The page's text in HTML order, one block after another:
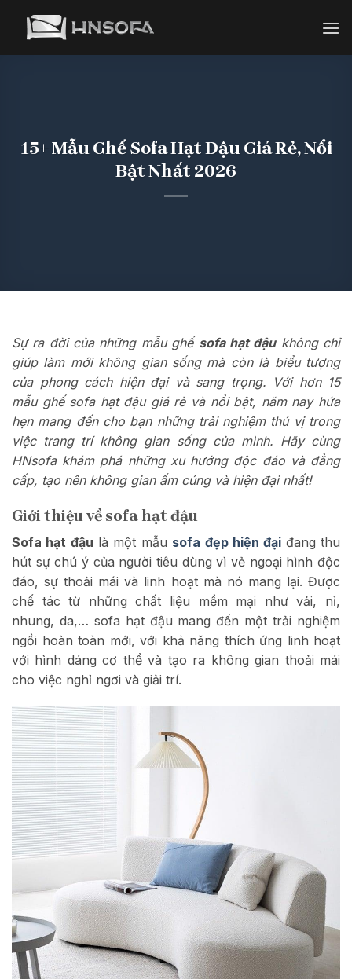
15+ Mẫu Ghế Sofa Hạt Đậu Giá Rẻ, Nổi
Bật Nhất 2026
Sự ra đời của những mẫu ghế sofa hạt đậukhông chỉ
giúp làm mới không gian sống mà còn là biểu tượng
của phong cách hiện đại và sang trọng. Với hơn 15
mẫu ghế sofa hạt đậu giá rẻ và nổi bật, năm nay hứa
hẹn mang đến cho bạn những trải nghiệm thú vị trong
việc trang trí không gian sống của mình. Hãy cùng
HNsofa khám phá những xu hướng độc đáo và đẳng
cấp, tạo nên không gian ấm cúng và hiện đại nhất!
Giới thiệu về sofa hạt đậu
Sofa hạt đậu là một mẫu sofa đẹp hiện đại đang thu
hút sự chú ý của người tiêu dùng vì vẻ ngoại hình độc
đáo, sự thoải mái và linh hoạt mà nó mang lại. Được
chế tác từ những chất liệu mềm mại như vải, nỉ,
nhung, da,… sofa hạt đậu mang đến một trải nghiệm
ngồi hoàn toàn mới, với khả năng thích ứng linh hoạt
với hình dáng cơ thể và tạo ra không gian thoải mái
cho việc nghỉ ngơi và giải trí.